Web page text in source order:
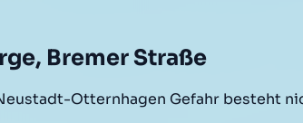
Bremer Straße
Otternhagen Gefahr besteht